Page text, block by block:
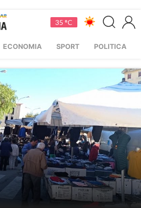
35 °C
ECONOMIA SPORT POLITICA